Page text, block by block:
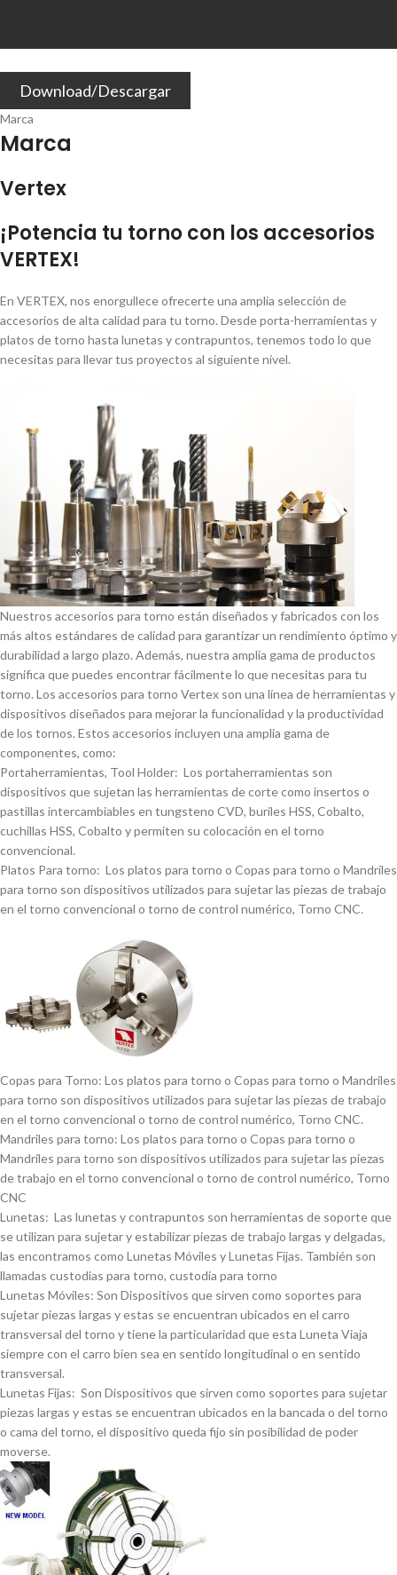
Download/Descargar
Marca
Marca
Vertex
¡Potencia tu torno con los accesorios
VERTEX!
En VERTEX, nos enorgullece ofrecerte una amplia selección de
accesorios de alta calidad para tu torno. Desde porta-herramientas y
platos de torno hasta lunetas y contrapuntos, tenemos todo lo que
necesitas para llevar tus proyectos al siguiente nivel.
Nuestros accesorios para torno están diseñados y fabricados con los
más altos estándares de calidad para garantizar un rendimiento óptimo y
durabilidad a largo plazo. Además, nuestra amplia gama de productos
significa que puedes encontrar fácilmente lo que necesitas para tu
torno. Los accesorios para torno Vertex son una lí­nea de herramientas y
dispositivos diseñados para mejorar la funcionalidad y la productividad
de los tornos. Estos accesorios incluyen una amplia gama de
componentes, como:
Portaherramientas, Tool Holder: Los portaherramientas son
dispositivos que sujetan las herramientas de corte como insertos o
pastillas intercambiables en tungsteno CVD, buriles HSS, Cobalto,
cuchillas HSS, Cobalto y permiten su colocación en el torno
convencional.
Platos Para torno: Los platos para torno o Copas para torno o Mandriles
para torno son dispositivos utilizados para sujetar las piezas de trabajo
en el torno convencional o torno de control numérico, Torno CNC.
Copas para Torno: Los platos para torno o Copas para torno o Mandriles
para torno son dispositivos utilizados para sujetar las piezas de trabajo
en el torno convencional o torno de control numérico, Torno CNC.
Mandriles para torno: Los platos para torno o Copas para torno o
Mandriles para torno son dispositivos utilizados para sujetar las piezas
de trabajo en el torno convencional o torno de control numérico, Torno
CNC
Lunetas: Las lunetas y contrapuntos son herramientas de soporte que
se utilizan para sujetar y estabilizar piezas de trabajo largas y delgadas,
las encontramos como Lunetas Móviles y Lunetas Fijas. También son
llamadas custodias para torno, custodia para torno
Lunetas Móviles: Son Dispositivos que sirven como soportes para
sujetar piezas largas y estas se encuentran ubicados en el carro
transversal del torno y tiene la particularidad que esta Luneta Viaja
siempre con el carro bien sea en sentido longitudinal o en sentido
transversal.
Lunetas Fijas: Son Dispositivos que sirven como soportes para sujetar
piezas largas y estas se encuentran ubicados en la bancada o del torno
o cama del torno, el dispositivo queda fijo sin posibilidad de poder
moverse.